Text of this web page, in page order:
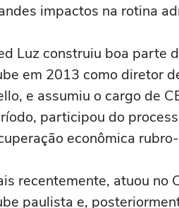
impactos na rotina
Luz construiu boa parte
em 2013 como diretor
e assumiu o cargo de
participou do
econômica
recentemente, atuou no
paulista e,